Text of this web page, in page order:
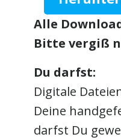
Alle
Bitte vergiß
Du darfst:
Digitale
Deine
darfst Du